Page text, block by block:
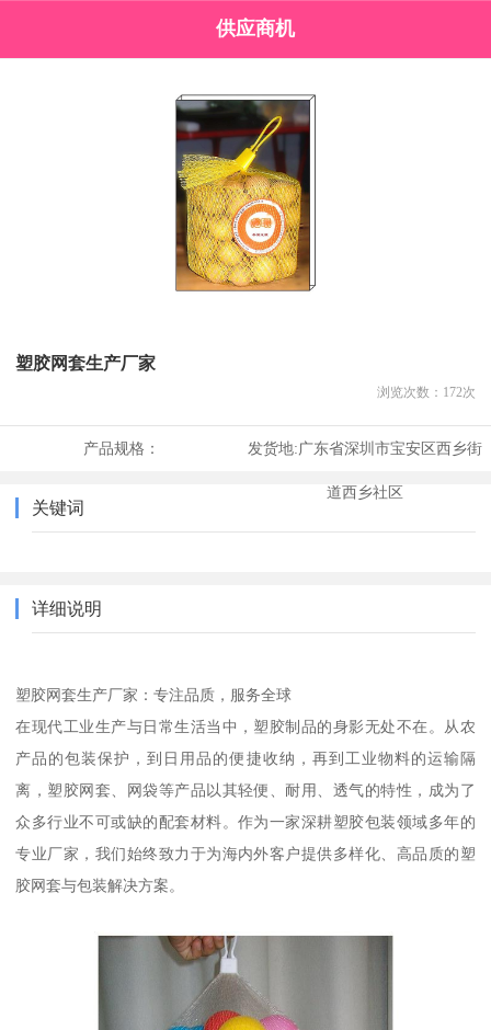
供应商机
塑胶网套生产厂家
浏览次数： 172次
产品规格： 发货地:广东省深圳市宝安区西乡街
道西乡社区
关键词
详细说明
塑胶网套生产厂家：专注品质，服务全球
在现代工业生产与日常生活当中，塑胶制品的身影无处不在。从农
产品的包装保护，到日用品的便捷收纳，再到工业物料的运输隔
离，塑胶网套、网袋等产品以其轻便、耐用、透气的特性，成为了
众多行业不可或缺的配套材料。作为一家深耕塑胶包装领域多年的
专业厂家，我们始终致力于为海内外客户提供多样化、高品质的塑
胶网套与包装解决方案。